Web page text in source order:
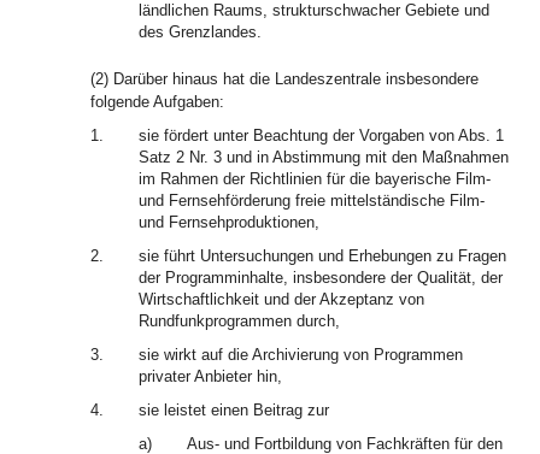
ländlichen Raums, strukturschwacher Gebiete und
des Grenzlandes.
(2) Darüber hinaus hat die Landeszentrale insbesondere
folgende Aufgaben:
1.
sie fördert unter Beachtung der Vorgaben von Abs. 1
Satz 2 Nr. 3 und in Abstimmung mit den Maßnahmen
im Rahmen der Richtlinien für die bayerische Film-
und Fernsehförderung freie mittelständische Film-
und Fernsehproduktionen,
2.
sie führt Untersuchungen und Erhebungen zu Fragen
der Programminhalte, insbesondere der Qualität, der
Wirtschaftlichkeit und der Akzeptanz von
Rundfunkprogrammen durch,
3.
sie wirkt auf die Archivierung von Programmen
privater Anbieter hin,
4.
sie leistet einen Beitrag zur
a)
Aus- und Fortbildung von Fachkräften für den